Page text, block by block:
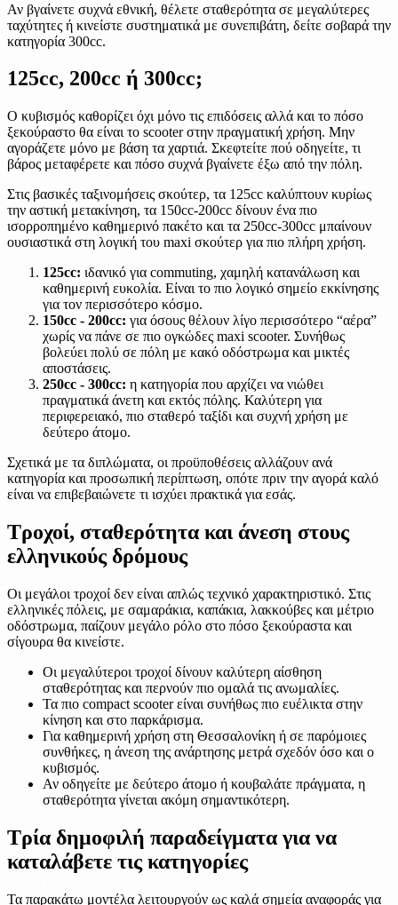
Αν βγαίνετε συχνά εθνική, θέλετε σταθερότητα σε μεγαλύτερες
ταχύτητες ή κινείστε συστηματικά με συνεπιβάτη, δείτε σοβαρά την
κατηγορία 300cc.
125cc, 200cc ή 300cc;
Ο κυβισμός καθορίζει όχι μόνο τις επιδόσεις αλλά και το πόσο
ξεκούραστο θα είναι το scooter στην πραγματική χρήση. Μην
αγοράζετε μόνο με βάση τα χαρτιά. Σκεφτείτε πού οδηγείτε, τι
βάρος μεταφέρετε και πόσο συχνά βγαίνετε έξω από την πόλη.
Στις βασικές ταξινομήσεις σκούτερ, τα 125cc καλύπτουν κυρίως
την αστική μετακίνηση, τα 150cc-200cc δίνουν ένα πιο
ισορροπημένο καθημερινό πακέτο και τα 250cc-300cc μπαίνουν
ουσιαστικά στη λογική του maxi σκούτερ για πιο πλήρη χρήση.
125cc: ιδανικό για commuting, χαμηλή κατανάλωση και
καθημερινή ευκολία. Είναι το πιο λογικό σημείο εκκίνησης
για τον περισσότερο κόσμο.
150cc - 200cc: για όσους θέλουν λίγο περισσότερο “αέρα”
χωρίς να πάνε σε πιο ογκώδες maxi scooter. Συνήθως
βολεύει πολύ σε πόλη με κακό οδόστρωμα και μικτές
αποστάσεις.
250cc - 300cc: η κατηγορία που αρχίζει να νιώθει
πραγματικά άνετη και εκτός πόλης. Καλύτερη για
περιφερειακό, πιο σταθερό ταξίδι και συχνή χρήση με
δεύτερο άτομο.
Σχετικά με τα διπλώματα, οι προϋποθέσεις αλλάζουν ανά
κατηγορία και προσωπική περίπτωση, οπότε πριν την αγορά καλό
είναι να επιβεβαιώνετε τι ισχύει πρακτικά για εσάς.
Τροχοί, σταθερότητα και άνεση στους
ελληνικούς δρόμους
Οι μεγάλοι τροχοί δεν είναι απλώς τεχνικό χαρακτηριστικό. Στις
ελληνικές πόλεις, με σαμαράκια, καπάκια, λακκούβες και μέτριο
οδόστρωμα, παίζουν μεγάλο ρόλο στο πόσο ξεκούραστα και
σίγουρα θα κινείστε.
Οι μεγαλύτεροι τροχοί δίνουν καλύτερη αίσθηση
σταθερότητας και περνούν πιο ομαλά τις ανωμαλίες.
Τα πιο compact scooter είναι συνήθως πιο ευέλικτα στην
κίνηση και στο παρκάρισμα.
Για καθημερινή χρήση στη Θεσσαλονίκη ή σε παρόμοιες
συνθήκες, η άνεση της ανάρτησης μετρά σχεδόν όσο και ο
κυβισμός.
Αν οδηγείτε με δεύτερο άτομο ή κουβαλάτε πράγματα, η
σταθερότητα γίνεται ακόμη σημαντικότερη.
Τρία δημοφιλή παραδείγματα για να
καταλάβετε τις κατηγορίες
Τα παρακάτω μοντέλα λειτουργούν ως καλά σημεία αναφοράς για